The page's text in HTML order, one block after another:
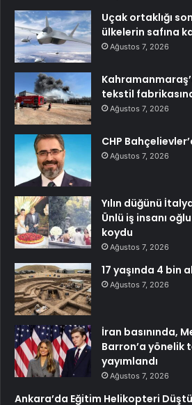
Uçak ortaklığı
ülkelerin safına
Ağustos 7, 2026
tekstil
Ağustos 7, 2026
CHP
Ağustos 7, 2026
Yılın düğünü
Ünlü iş insanı
koydu
Ağustos 7, 2026
17 yaşında 4 bin
Ağustos 7, 2026
İran basınında,
Barron’a yönelik
yayımlandı
Ağustos 7, 2026
Ankara’da Eğitim Helikopteri